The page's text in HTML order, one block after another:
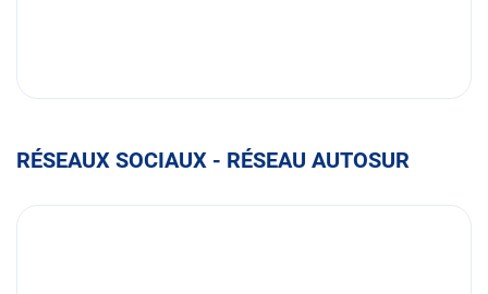
RÉSEAUX SOCIAUX - RÉSEAU AUTOSUR